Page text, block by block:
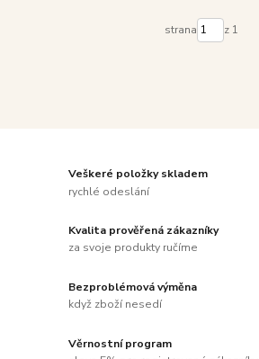
strana z 1
Veškeré položky skladem
rychlé odeslání
Kvalita prověřená zákazníky
za svoje produkty ručíme
Bezproblémová výměna
když zboží nesedí
Věrnostní program